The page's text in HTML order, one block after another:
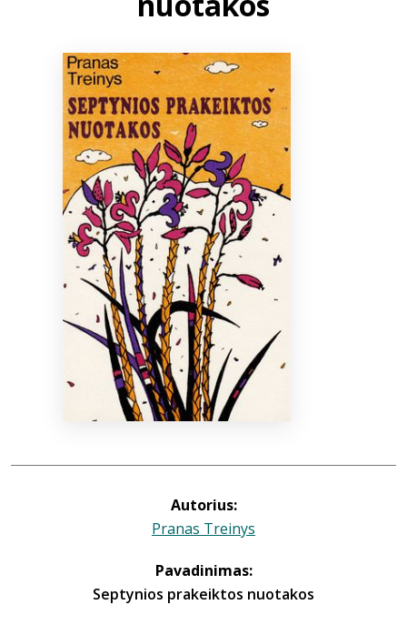
Bibliotekoms
+370 667 80 541
Autorius:
Pranas Treinys
Pavadinimas:
Septynios prakeiktos nuotakos